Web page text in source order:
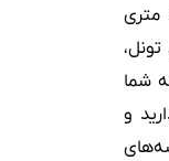
واقع شده و بازدیدکنندگان را تا عمق ۱۱ متری
شما
و